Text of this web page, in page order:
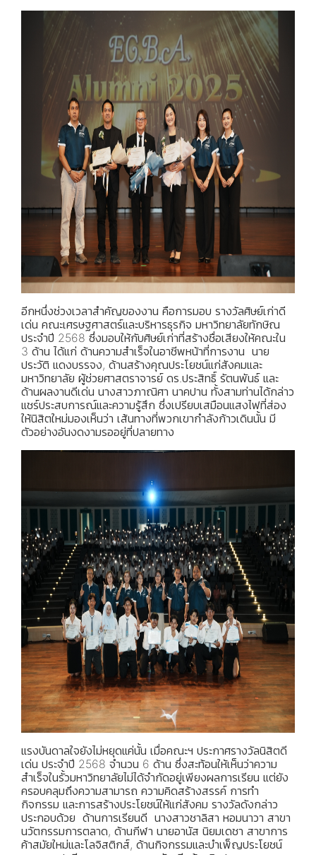
อีกหนึ่งช่วงเวลาสำคัญของงาน คือการมอบ รางวัลศิษย์เก่าดี
เด่น คณะเศรษฐศาสตร์และบริหารธุรกิจ มหาวิทยาลัยทักษิณ
ประจำปี 2568 ซึ่งมอบให้กับศิษย์เก่าที่สร้างชื่อเสียงให้คณะใน
3 ด้าน ได้แก่ ด้านความสำเร็จในอาชีพหน้าที่การงาน นาย
ประวัติ แดงบรรจง, ด้านสร้างคุณประโยชน์แก่สังคมและ
มหาวิทยาลัย ผู้ช่วยศาสตราจารย์ ดร.ประสิทธิ์ รัตนพันธ์ และ
ด้านผลงานดีเด่น นางสาวภาณิศา นาคปาน ทั้งสามท่านได้กล่าว
แชร์ประสบการณ์และความรู้สึก ซึ่งเปรียบเสมือนแสงไฟที่ส่อง
ให้นิสิตใหม่มองเห็นว่า เส้นทางที่พวกเขากำลังก้าวเดินนั้น มี
ตัวอย่างอันงดงามรออยู่ที่ปลายทาง
แรงบันดาลใจยังไม่หยุดแค่นั้น เมื่อคณะฯ ประกาศรางวัลนิสิตดี
เด่น ประจำปี 2568 จำนวน 6 ด้าน ซึ่งสะท้อนให้เห็นว่าความ
สำเร็จในรั้วมหาวิทยาลัยไม่ได้จำกัดอยู่เพียงผลการเรียน แต่ยัง
ครอบคลุมถึงความสามารถ ความคิดสร้างสรรค์ การทำ
กิจกรรม และการสร้างประโยชน์ให้แก่สังคม รางวัลดังกล่าว
ประกอบด้วย ด้านการเรียนดี นางสาวชาลิสา หอมนาวา สาขา
นวัตกรรมการตลาด, ด้านกีฬา นายอานัส นิยมเดชา สาขาการ
ค้าสมัยใหม่และโลจิสติกส์, ด้านกิจกรรมและบำเพ็ญประโยชน์